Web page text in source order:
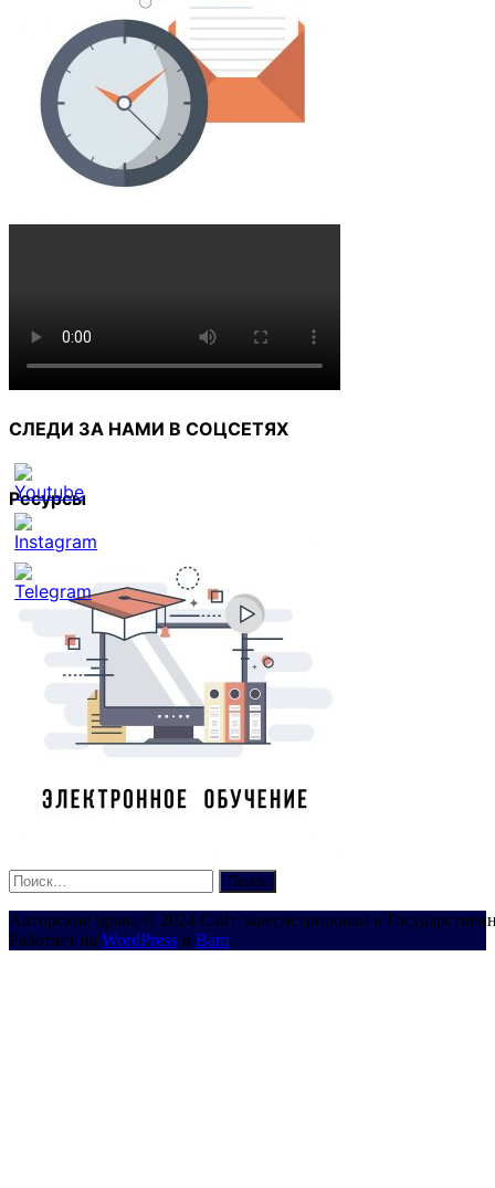
СЛЕДИ ЗА НАМИ В СОЦСЕТЯХ
Set
Youtube
Channel
Ресурсы
Найти:
Авторские права © 2024 Сайт зарегистрирован в
Работает на WordPress и Bam.